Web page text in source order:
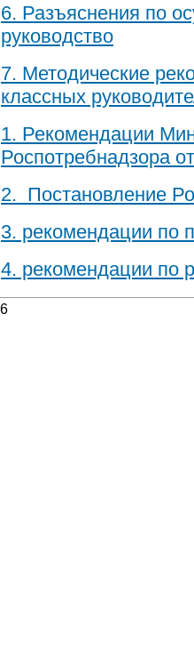
6. Разъяснения по
руководство
7. Методические
классных
1. Рекомендации
Роспотребнадзора
2. Постановление
3. рекомендации по
4. рекомендации по